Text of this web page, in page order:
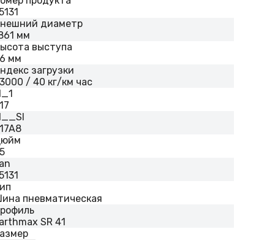
диаметр
мм
выступа
мм
загрузки
/ 40 кг/км час
пневматическая
SR 41